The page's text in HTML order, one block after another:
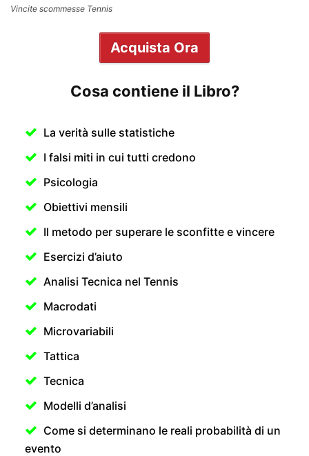
Vincite scommesse Tennis
Acquista Ora
Cosa contiene il Libro?
La verità sulle statistiche
I falsi miti in cui tutti credono
Psicologia
Obiettivi mensili
Il metodo per superare le sconfitte e vincere
Esercizi d’aiuto
Analisi Tecnica nel Tennis
Macrodati
Microvariabili
Tattica
Tecnica
Modelli d’analisi
Come si determinano le reali probabilità di un
evento